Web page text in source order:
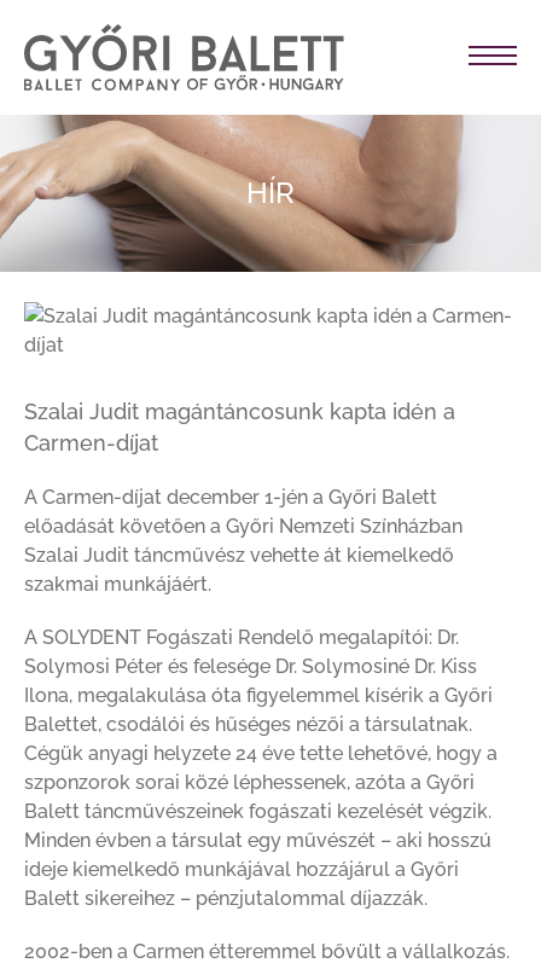
HÍR
Szalai Judit magántáncosunk kapta idén a
Carmen-díjat
A Carmen-díjat december 1-jén a Győri Balett
előadását követően a Győri Nemzeti Színházban
Szalai Judit táncművész vehette át kiemelkedő
szakmai munkájáért.
A SOLYDENT Fogászati Rendelő megalapítói: Dr.
Solymosi Péter és felesége Dr. Solymosiné Dr. Kiss
Ilona, megalakulása óta figyelemmel kísérik a Győri
Balettet, csodálói és hűséges nézői a társulatnak.
Cégük anyagi helyzete 24 éve tette lehetővé, hogy a
szponzorok sorai közé léphessenek, azóta a Győri
Balett táncművészeinek fogászati kezelését végzik.
Minden évben a társulat egy művészét – aki hosszú
ideje kiemelkedő munkájával hozzájárul a Győri
Balett sikereihez – pénzjutalommal díjazzák.
2002-ben a Carmen étteremmel bővült a vállalkozás.